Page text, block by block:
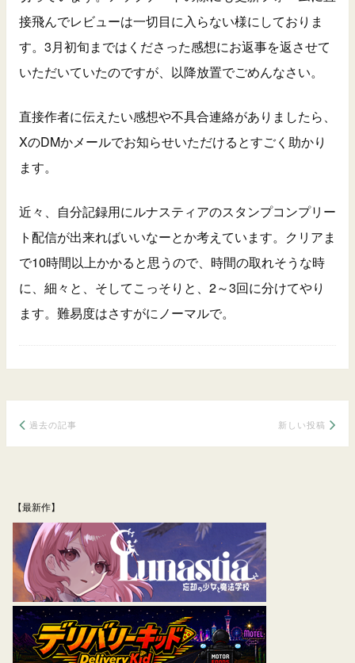
接飛んでレビューは一切目に入らない様にしておりま
す。3月初旬まではくださった感想にお返事を返させて
いただいていたのですが、以降放置でごめんなさい。
直接作者に伝えたい感想や不具合連絡がありましたら、
XのDMかメールでお知らせいただけるとすごく助かり
ます。
近々、自分記録用にルナスティアのスタンプコンプリー
ト配信が出来ればいいなーとか考えています。クリアま
で10時間以上かかると思うので、時間の取れそうな時
に、細々と、そしてこっそりと、2～3回に分けてやり
ます。難易度はさすがにノーマルで。
投
ビ
ゲ
ー
シ
ョ
過去の記事 新しい投稿
【最新作】